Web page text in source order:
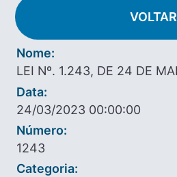
VOLTAR
Nome:
LEI Nº. 1.243, DE 24 DE
Data:
24/03/2023 00:00:00
Número:
1243
Categoria: